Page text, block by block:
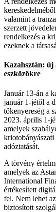
valamint a
szerzett
rendelkezés a
ezeknek a
Kazahsztán: új
eszközökre
Január 13-án a
január 1-jétől a
tőkenyereség a
2023. április 1-
amelyek
adóztatását.
A törvény
amelyek az
International
értékesített
fel. Nem lehet
biztosított